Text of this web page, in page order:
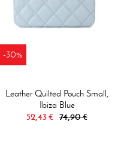
-30%
Leather Quilted Pouch Small,
Ibiza Blue
52,43 € 74,90 €